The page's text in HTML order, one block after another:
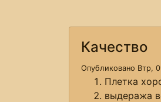
Качество
Опубликовано Втр,
Плетка
выдеража